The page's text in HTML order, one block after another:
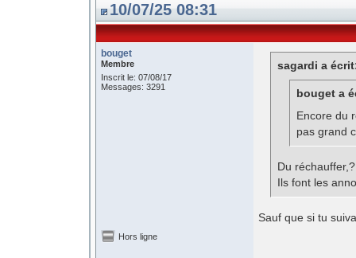
10/07/25 08:31
bouget
Membre
Inscrit le: 07/08/17
Messages: 3291
sagardi a
bouget a
Encore du
pas grand
Du
Ils font les
Sauf que si tu
Hors ligne